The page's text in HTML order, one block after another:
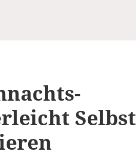
Selbst